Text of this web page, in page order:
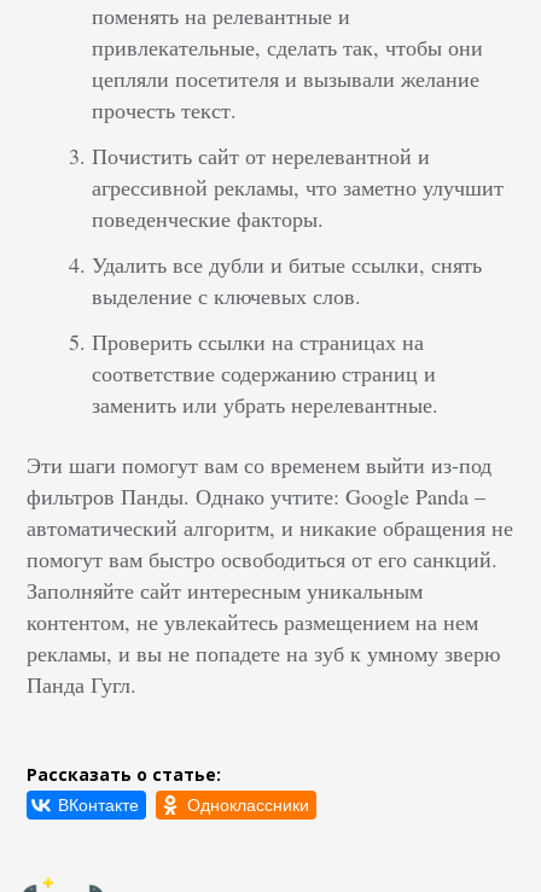
поменять на релевантные и
привлекательные, сделать так, чтобы они
цепляли посетителя и вызывали желание
прочесть текст.
Почистить сайт от нерелевантной и
агрессивной рекламы, что заметно улучшит
поведенческие факторы.
Удалить все дубли и битые ссылки, снять
выделение с ключевых слов.
Проверить ссылки на страницах на
соответствие содержанию страниц и
заменить или убрать нерелевантные.
Эти шаги помогут вам со временем выйти из-под
фильтров Панды. Однако учтите: Google Panda –
автоматический алгоритм, и никакие обращения не
помогут вам быстро освободиться от его санкций.
Заполняйте сайт интересным уникальным
контентом, не увлекайтесь размещением на нем
рекламы, и вы не попадете на зуб к умному зверю
Панда Гугл.
Рассказать о статье: